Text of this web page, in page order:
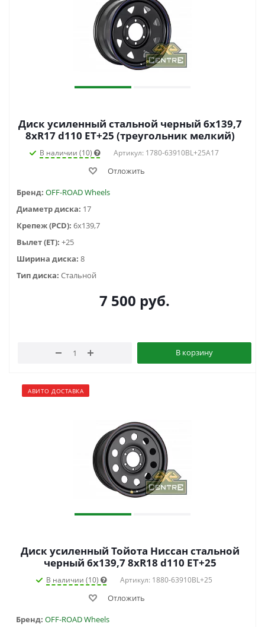
Диск усиленный стальной черный 6x139,7
8xR17 d110 ET+25 (треугольник мелкий)
В наличии (10) Артикул: 1780-63910BL+25A17
Отложить
Бренд: OFF-ROAD Wheels
Диаметр диска: 17
Крепеж (PCD): 6x139,7
Вылет (ET): +25
Ширина диска: 8
Тип диска: Стальной
7 500 руб.
В корзину
АВИТО ДОСТАВКА
Диск усиленный Тойота Ниссан стальной
черный 6x139,7 8xR18 d110 ET+25
В наличии (10) Артикул: 1880-63910BL+25
Отложить
Бренд: OFF-ROAD Wheels